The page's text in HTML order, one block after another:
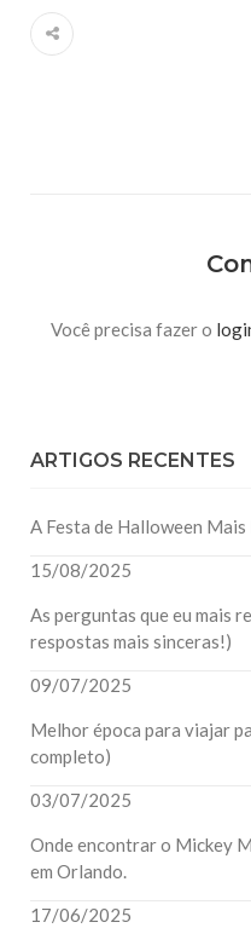
Você precisa fazer o
ARTIGOS RECENTES
A Festa de Halloween
15/08/2025
As perguntas que eu mais
respostas mais sinceras!)
09/07/2025
Melhor época para viajar
completo)
03/07/2025
Onde encontrar o Mickey
em Orlando.
17/06/2025